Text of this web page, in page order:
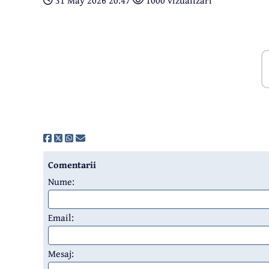
Comentarii
Nume:
Email:
Mesaj: